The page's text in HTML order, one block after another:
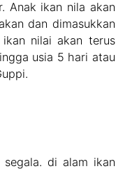
Anak ikan nila akan
dan dimasukkan
nilai akan terus
usia 5 hari atau
segala. di alam ikan